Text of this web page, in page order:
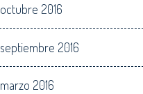
octubre 2016
septiembre 2016
marzo 2016